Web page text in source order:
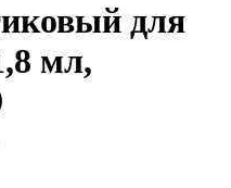
для
мл,